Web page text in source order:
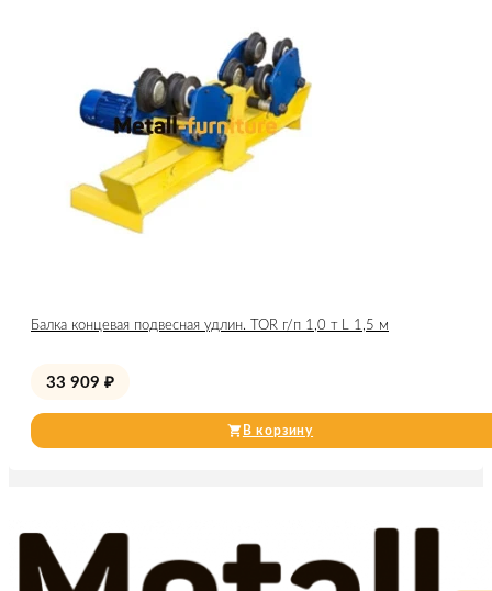
Балка концевая подвесная удлин. TOR г/п 1,0 т L 1,5 м
33 909 ₽
В корзину